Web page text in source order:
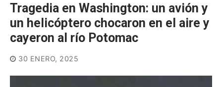
Tragedia en Washington: un avión y
un helicóptero chocaron en el aire y
cayeron al río Potomac
30 ENERO, 2025